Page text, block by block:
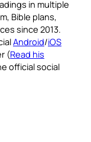
in multiple
Bible plans,
since 2013.
Android/iOS
(Read his
official social